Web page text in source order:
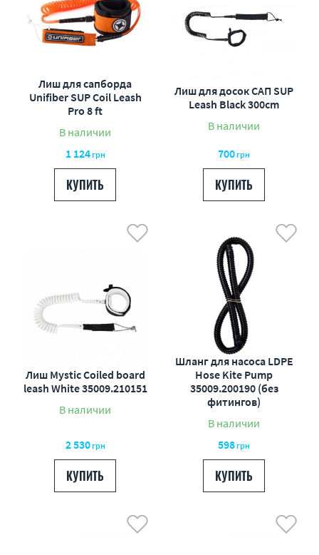
Лиш для сапборда
Unifiber SUP Coil Leash
Pro 8 ft
В наличии
1 124грн
КУПИТЬ
Лиш для досок САП SUP
Leash Black 300cm
В наличии
700грн
КУПИТЬ
Лиш Mystic Coiled board
leash White 35009.210151
В наличии
2 530грн
КУПИТЬ
Шланг для насоса LDPE
Hose Kite Pump
35009.200190 (без
фитингов)
В наличии
598грн
КУПИТЬ